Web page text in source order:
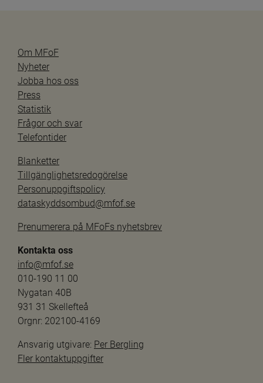
Om MFoF
Nyheter
Jobba hos oss
Press
Statistik
Frågor och svar
Telefontider
Blanketter
Tillgänglighetsredogörelse
Personuppgiftspolicy
dataskyddsombud@mfof.se
Prenumerera på MFoFs nyhetsbrev
Kontakta oss
info@mfof.se
010-190 11 00
Nygatan 40B
931 31 Skellefteå
Orgnr: 202100-4169
Ansvarig utgivare: Per Bergling
Fler kontaktuppgifter